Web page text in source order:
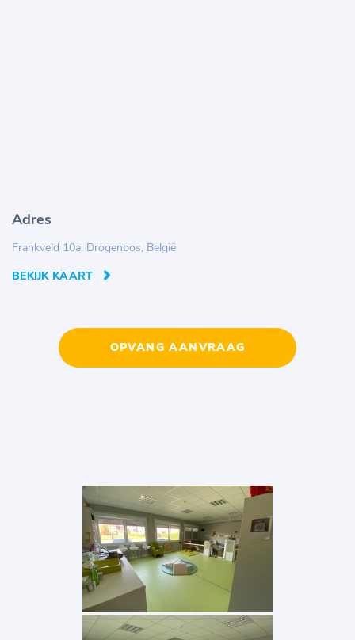
Adres
Frankveld 10a, Drogenbos, België
BEKIJK KAART
OPVANG AANVRAAG